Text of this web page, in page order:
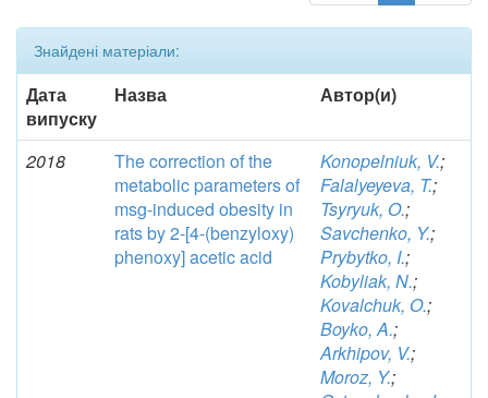
Знайдені матеріали:
Дата
випуску
Назва Автор(и)
2018
The correction of the
metabolic parameters of
msg-induced obesity in
rats by 2-[4-(benzyloxy)
phenoxy] acetic acid
Konopelniuk, V.;
Falalyeyeva, T.;
Tsyryuk, O.;
Savchenko, Y.;
Prybytko, I.;
Kobyliak, N.;
Kovalchuk, O.;
Boyko, A.;
Arkhipov, V.;
Moroz, Y.;